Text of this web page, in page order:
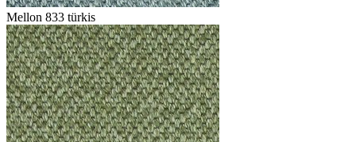
Mellon 833 türkis